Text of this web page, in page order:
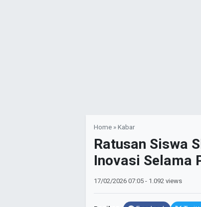
Home »Kabar
Ratusan Siswa
Inovasi Selama
17/02/202607:05- 1.092 views